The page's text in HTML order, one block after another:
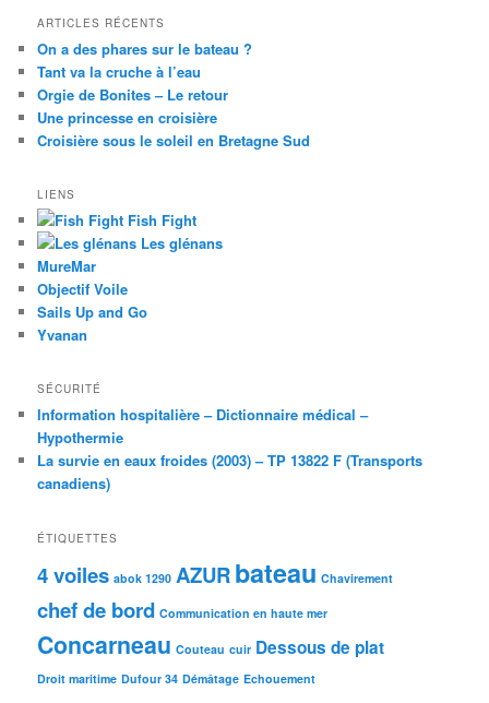
ARTICLES RÉCENTS
On a des phares sur le bateau ?
Tant va la cruche à l’eau
Orgie de Bonites – Le retour
Une princesse en croisière
Croisière sous le soleil en Bretagne Sud
LIENS
Fish Fight
Les glénans
MureMar
Objectif Voile
Sails Up and Go
Yvanan
SÉCURITÉ
Information hospitalière – Dictionnaire médical –
Hypothermie
La survie en eaux froides (2003) – TP 13822 F (Transports
canadiens)
ÉTIQUETTES
4 voiles abok 1290 AZURbateau Chavirement
chef de bord Communication en haute mer
Concarneau Couteau cuir Dessous de plat
Droit maritime Dufour 34 Démâtage Echouement